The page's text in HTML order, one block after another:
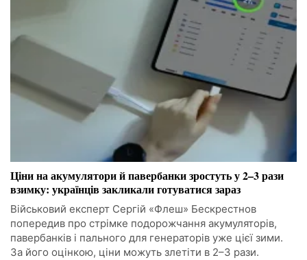
Ціни на акумулятори й павербанки зростуть у 2–3 рази
взимку: українців закликали готуватися зараз
Військовий експерт Сергій «Флеш» Бескрестнов
попередив про стрімке подорожчання акумуляторів,
павербанків і пального для генераторів уже цієї зими.
За його оцінкою, ціни можуть злетіти в 2–3 рази.